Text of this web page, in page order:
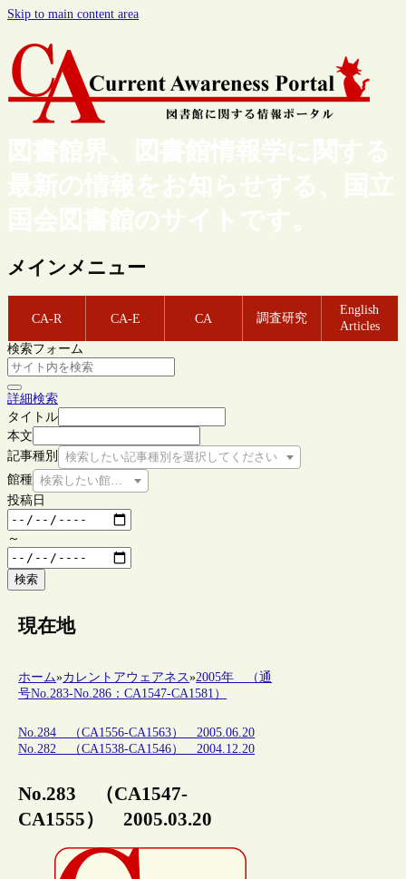
Skip to main content area
図書館界、図書館情報学に関する
最新の情報をお知らせする、国立
国会図書館のサイトです。
メインメニュー
CA-R CA-E CA 調査研究
English
Articles
検索フォーム
詳細検索
タイトル
本文
記事種別
検索したい記事種別を選択してください
館種 検索したい館種を選択してください
投稿日
～
検索
現在地
ホーム»カレントアウェアネス»2005年 （通
号No.283-No.286：CA1547-CA1581）
No.284 （CA1556-CA1563） 2005.06.20
No.282 （CA1538-CA1546） 2004.12.20
No.283 （CA1547-
CA1555） 2005.03.20